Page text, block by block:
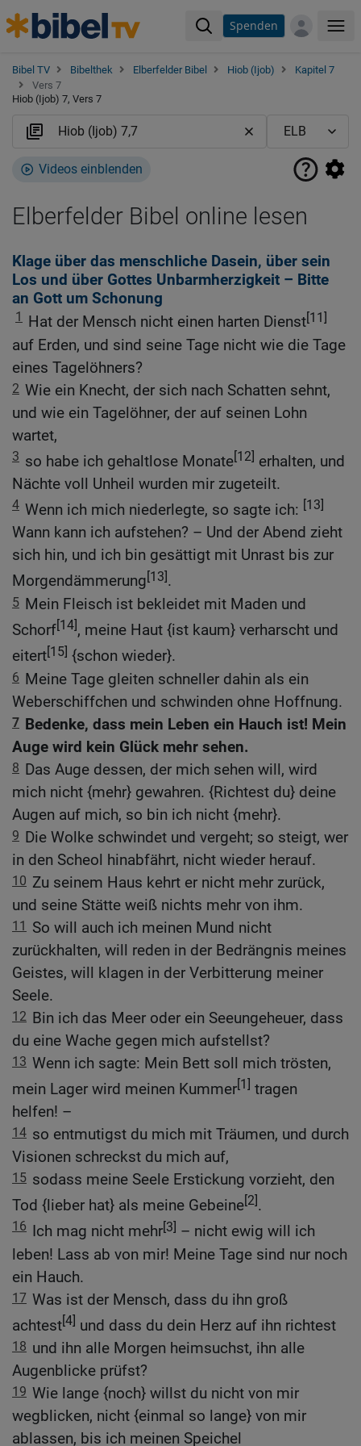
Spenden
Bibel TV Bibelthek Elberfelder Bibel Hiob (Ijob)
Kapitel 7
Vers 7
Hiob (Ijob) 7, Vers 7
Videos einblenden
Elberfelder Bibel online lesen
Klage über das menschliche Dasein, über sein
Los und über Gottes Unbarmherzigkeit – Bitte
an Gott um Schonung
1 Hat der Mensch nicht einen harten Dienst[11]
auf Erden, und sind seine Tage nicht wie die Tage
eines Tagelöhners?
2 Wie ein Knecht, der sich nach Schatten sehnt,
und wie ein Tagelöhner, der auf seinen Lohn
wartet,
3 so habe ich gehaltlose Monate[12] erhalten, und
Nächte voll Unheil wurden mir zugeteilt.
4 Wenn ich mich niederlegte, so sagte ich: [13]
Wann kann ich aufstehen? – Und der Abend zieht
sich hin, und ich bin gesättigt mit Unrast bis zur
Morgendämmerung[13].
5 Mein Fleisch ist bekleidet mit Maden und
Schorf[14], meine Haut {ist kaum} verharscht und
eitert[15] {schon wieder}.
6 Meine Tage gleiten schneller dahin als ein
Weberschiffchen und schwinden ohne Hoffnung.
7 Bedenke, dass mein Leben ein Hauch ist! Mein
Auge wird kein Glück mehr sehen.
8 Das Auge dessen, der mich sehen will, wird
mich nicht {mehr} gewahren. {Richtest du} deine
Augen auf mich, so bin ich nicht {mehr}.
9 Die Wolke schwindet und vergeht; so steigt, wer
in den Scheol hinabfährt, nicht wieder herauf.
10 Zu seinem Haus kehrt er nicht mehr zurück,
und seine Stätte weiß nichts mehr von ihm.
11 So will auch ich meinen Mund nicht
zurückhalten, will reden in der Bedrängnis meines
Geistes, will klagen in der Verbitterung meiner
Seele.
12 Bin ich das Meer oder ein Seeungeheuer, dass
du eine Wache gegen mich aufstellst?
13 Wenn ich sagte: Mein Bett soll mich trösten,
mein Lager wird meinen Kummer[1] tragen
helfen! –
14 so entmutigst du mich mit Träumen, und durch
Visionen schreckst du mich auf,
15 sodass meine Seele Erstickung vorzieht, den
Tod {lieber hat} als meine Gebeine[2].
16 Ich mag nicht mehr[3] – nicht ewig will ich
leben! Lass ab von mir! Meine Tage sind nur noch
ein Hauch.
17 Was ist der Mensch, dass du ihn groß
achtest[4] und dass du dein Herz auf ihn richtest
18 und ihn alle Morgen heimsuchst, ihn alle
Augenblicke prüfst?
19 Wie lange {noch} willst du nicht von mir
wegblicken, nicht {einmal so lange} von mir
ablassen, bis ich meinen Speichel